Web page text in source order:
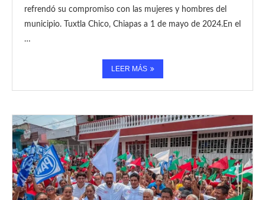
refrendó su compromiso con las mujeres y hombres del
municipio. Tuxtla Chico, Chiapas a 1 de mayo de 2024.En el
…
LEER MÁS